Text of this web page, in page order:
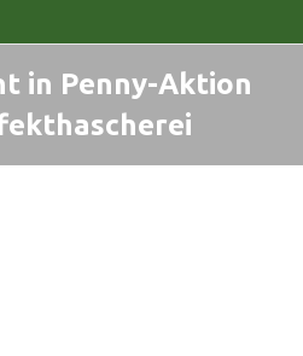
in Penny-Aktion
Sie befinden sich hier: